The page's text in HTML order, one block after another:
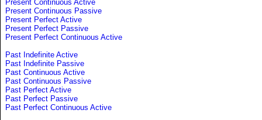
Present Continuous Active
Present Continuous Passive
Present Perfect Active
Present Perfect Passive
Present Perfect Continuous Active
Past Indefinite Active
Past Indefinite Passive
Past Continuous Active
Past Continuous Passive
Past Perfect Active
Past Perfect Passive
Past Perfect Continuous Active